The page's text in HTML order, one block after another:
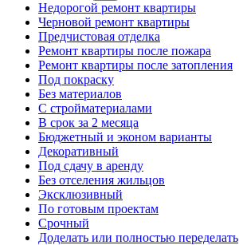
Недорогой ремонт квартиры
Черновой ремонт квартиры
Предчистовая отделка
Ремонт квартиры после пожара
Ремонт квартиры после затопления
Под покраску
Без материалов
С стройматериалами
В срок за 2 месяца
Бюджетный и эконом варианты
Декоративный
Под сдачу в аренду
Без отселения жильцов
Эксклюзивный
По готовым проектам
Срочный
Доделать или полностью переделать